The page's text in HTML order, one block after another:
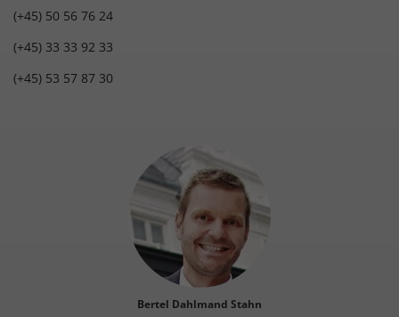
(+45) 50 56 76 24
(+45) 33 33 92 33
(+45) 53 57 87 30
Bertel Dahlmand Stahn